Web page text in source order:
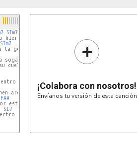
SIm7
hierro caliente/:
SIm7
la gente/:
con cebo/:
cuello al obrero/:
del continente
FA#
esto moría
SI7
del monte
+
¡Colabora con nosotros!
Envíanos tu versión de esta canción